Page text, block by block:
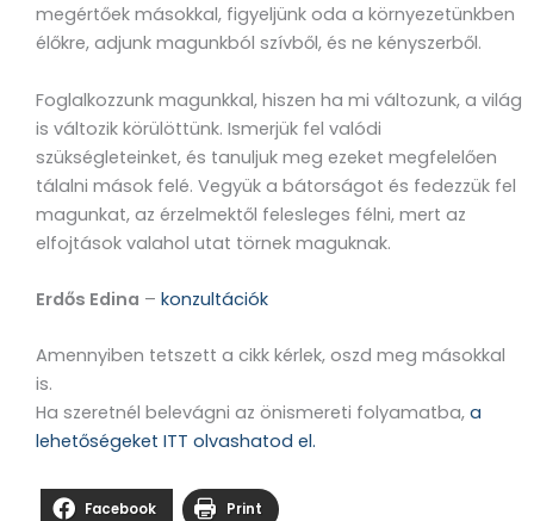
megértőek másokkal, figyeljünk oda a környezetünkben
élőkre, adjunk magunkból szívből, és ne kényszerből.
Foglalkozzunk magunkkal, hiszen ha mi változunk, a világ
is változik körülöttünk. Ismerjük fel valódi
szükségleteinket, és tanuljuk meg ezeket megfelelően
tálalni mások felé. Vegyük a bátorságot és fedezzük fel
magunkat, az érzelmektől felesleges félni, mert az
elfojtások valahol utat törnek maguknak.
Erdős Edina – konzultációk
Amennyiben tetszett a cikk kérlek, oszd meg másokkal
is.
Ha szeretnél belevágni az önismereti folyamatba, a
lehetőségeket ITT olvashatod el.
Facebook Print